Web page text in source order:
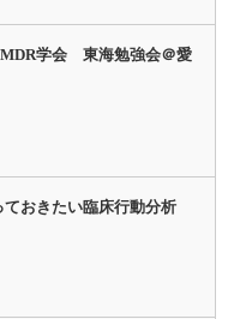
学会 東海勉強会＠愛
おきたい臨床行動分析